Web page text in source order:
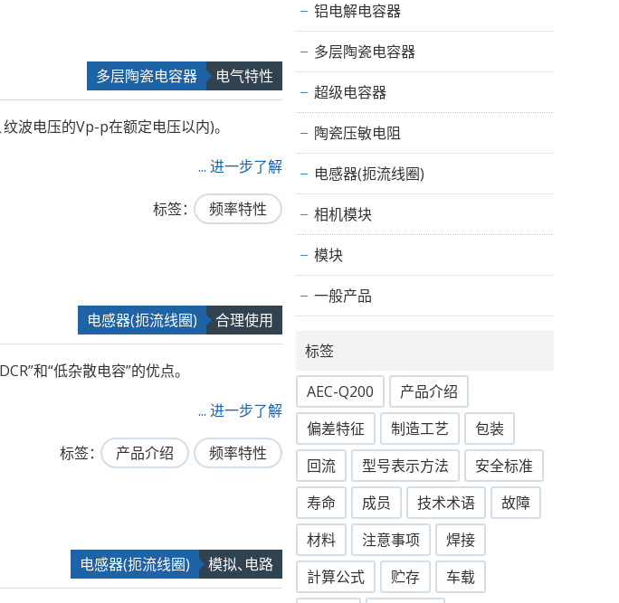
多层陶瓷电容器 电气特性
波电压的Vp-p在额定电压以内)。
... 进一步了解
标签 频率特性
电感器(扼流线圈) 合理使用
和“低杂散电容”的优点。
... 进一步了解
标签 产品介绍 频率特性
电感器(扼流线圈) 模拟、电路
铝电解电容器
多层陶瓷电容器
超级电容器
陶瓷压敏电阻
电感器(扼流线圈)
相机模块
模块
一般产品
标签
AEC-Q200
产品介绍
偏差特征
制造工艺
包装
回流
型号表示方法
安全标准
寿命
成员 技术术语
故障
材料
注意事项
焊接
計算公式
贮存
车载